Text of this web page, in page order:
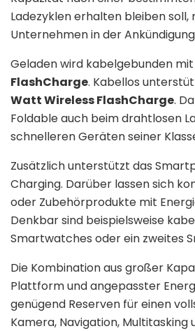
Ladezyklen erhalten bleiben soll,
Unternehmen in der
Geladen wird kabelgebunden mit
FlashCharge. Kabellos
Watt Wireless FlashCharge.
Foldable auch beim drahtlosen
schnelleren Geräten seiner
Zusätzlich unterstützt das
Charging. Darüber lassen sich
oder Zubehörprodukte mit
Denkbar sind beispielsweise
Smartwatches oder ein zweites
Die Kombination aus großer
Plattform und angepasster
genügend Reserven für einen
Kamera, Navigation, Multitasking